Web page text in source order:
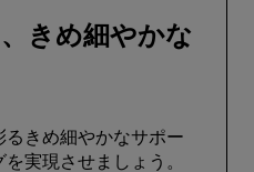
きめ細やかな
きめ細やかなサポー
実現させましょう。